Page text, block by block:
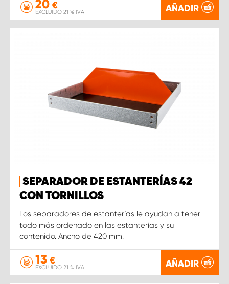
20 €
EXCLUIDO 21 % IVA AÑADIR
SEPARADOR DE ESTANTERÍAS 42
CON TORNILLOS
Los separadores de estanterías le ayudan a tener
todo más ordenado en las estanterías y su
contenido. Ancho de 420 mm.
13 €
EXCLUIDO 21 % IVA AÑADIR